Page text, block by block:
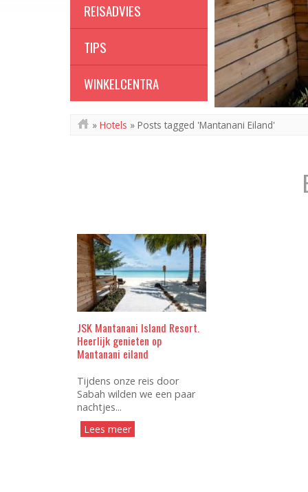
REISADVIES
TIPS
WINKELCENTRA
» Hotels » Posts tagged 'Mantanani Eiland'
JSK Mantanani Island Resort.
Heerlijk genieten op
Mantanani eiland
Tijdens onze reis door
Sabah wilden we een paar
nachtjes...
Lees meer